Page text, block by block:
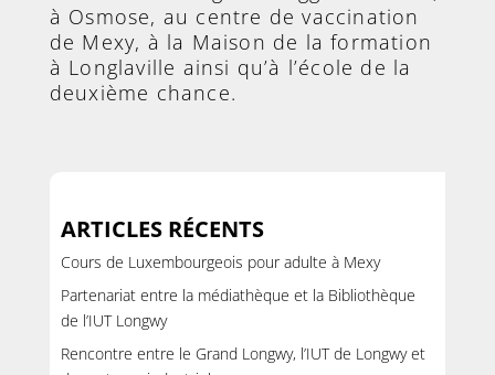
à Osmose, au centre de vaccination
de Mexy, à la Maison de la formation
à Longlaville ainsi qu’à l’école de la
deuxième chance.
ARTICLES RÉCENTS
Cours de Luxembourgeois pour adulte à Mexy
Partenariat entre la médiathèque et la Bibliothèque
de l’IUT Longwy
Rencontre entre le Grand Longwy, l’IUT de Longwy et